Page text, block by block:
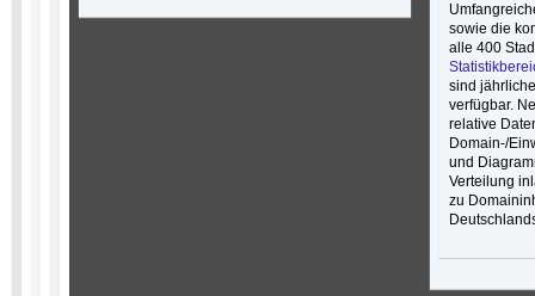
sowie die
alle 400
sind
verfügbar.
relative
Domain-/
und
Verteilung
zu